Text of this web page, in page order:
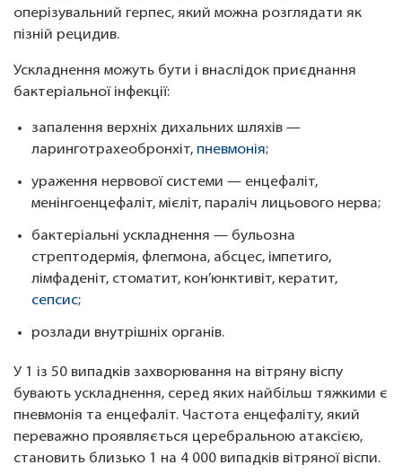
оперізувальний герпес, який можна розглядати як
пізній рецидив.
Ускладнення можуть бути і внаслідок приєднання
бактеріальної інфекції:
запалення верхніх дихальних шляхів —
ларинготрахеобронхіт, пневмонія;
ураження нервової системи — енцефаліт,
менінгоенцефаліт, мієліт, параліч лицьового нерва;
бактеріальні ускладнення — бульозна
стрептодермія, флегмона, абсцес, імпетиго,
лімфаденіт, стоматит, кон’юнктивіт, кератит,
сепсис;
розлади внутрішніх органів.
У 1 із 50 випадків захворювання на вітряну віспу
бувають ускладнення, серед яких найбільш тяжкими є
пневмонія та енцефаліт. Частота енцефаліту, який
переважно проявляється церебральною атаксією,
становить близько 1 на 4 000 випадків вітряної віспи.